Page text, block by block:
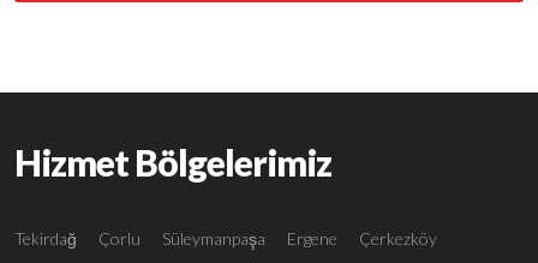
Hizmet Bölgelerimiz
Tekirdağ Çorlu Süleymanpaşa Ergene
Çerkezköy